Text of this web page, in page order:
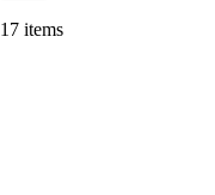
17 items